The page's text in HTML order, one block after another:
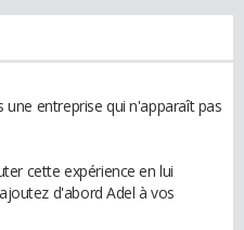
une entreprise qui n'apparaît pas
cette expérience en lui
d'abord Adel à vos